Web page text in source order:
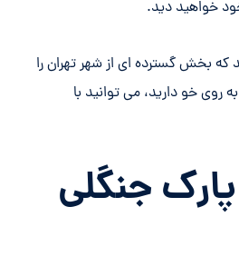
خواهید دید.
بخش گسترده ای از شهر تهران را
روی خو دارید، می توانید با
جنگلی